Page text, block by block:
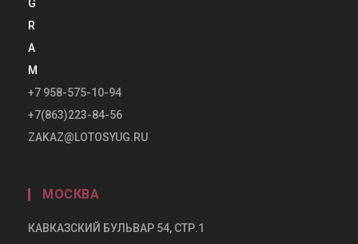
+7 958-575-10-94
+7(863)223-84-56
ZAKAZ@LOTOSYUG.RU
МОСКВА
КАВКАЗСКИЙ БУЛЬВАР 54, СТР.1